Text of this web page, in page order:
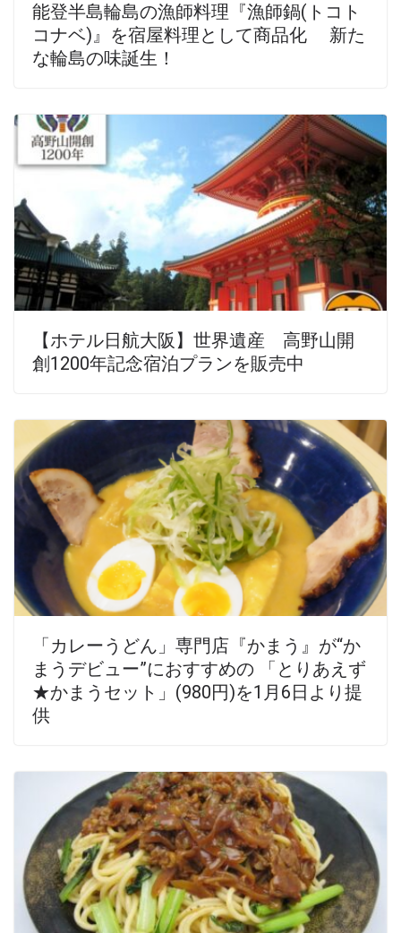
能登半島輪島の漁師料理『漁師鍋(トコト
コナベ)』を宿屋料理として商品化 新た
な輪島の味誕生！
【ホテル日航大阪】世界遺産 高野山開
創1200年記念宿泊プランを販売中
「カレーうどん」専門店『かまう』が“か
まうデビュー”におすすめの 「とりあえず
★かまうセット」(980円)を1月6日より提
供